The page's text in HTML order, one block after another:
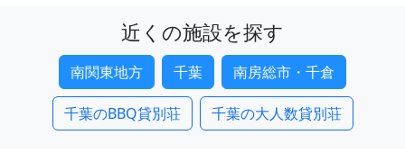
近くの施設を探す
南関東地方 千葉 南房総市・千倉
千葉のBBQ貸別荘 千葉の大人数貸別荘